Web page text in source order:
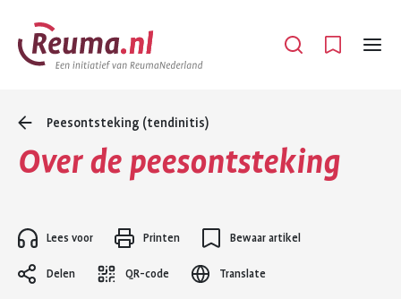
Spring
naar
hoofdinhoud
Spring
naar
footer
Open
Menu
Peesontsteking (tendinitis)
Over de peesontsteking
Lees voor Printen Bewaar artikel
Delen QR-code Translate